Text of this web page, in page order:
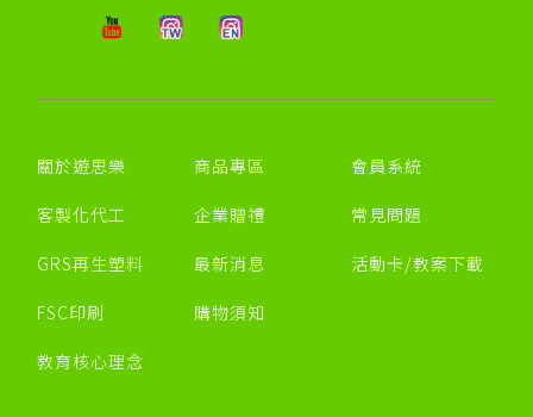
關於遊思樂
客製化代工
GRS再生塑料
FSC印刷
教育核心理念
商品專區
企業贈禮
最新消息
購物須知
會員系統
常見問題
活動卡/教案下載